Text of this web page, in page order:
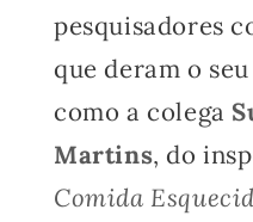
pesquisadores
que deram o
como a colega
Martins, do
Comida